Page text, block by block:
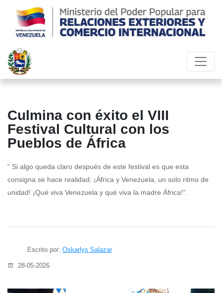
Culmina con éxito el VIII
Festival Cultural con los
Pueblos de África
“ Si algo queda claro después de este festival es que esta
consigna se hace realidad: ¡África y Venezuela, un solo ritmo de
unidad! ¡Qué viva Venezuela y qué viva la madre África!".
Escrito por: Oskarlys Salazar
28-05-2026